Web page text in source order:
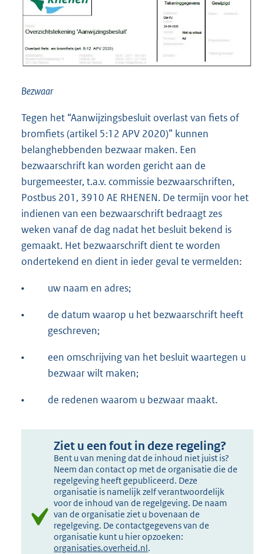
Bezwaar
Tegen het “Aanwijzingsbesluit overlast van fiets of
bromfiets (artikel 5:12 APV 2020)” kunnen
belanghebbenden bezwaar maken. Een
bezwaarschrift kan worden gericht aan de
burgemeester, t.a.v. commissie bezwaarschriften,
Postbus 201, 3910 AE RHENEN. De termijn voor het
indienen van een bezwaarschrift bedraagt zes
weken vanaf de dag nadat het besluit bekend is
gemaakt. Het bezwaarschrift dient te worden
ondertekend en dient in ieder geval te vermelden:
• uw naam en adres;
•
de datum waarop u het bezwaarschrift heeft
geschreven;
•
een omschrijving van het besluit waartegen u
bezwaar wilt maken;
• de redenen waarom u bezwaar maakt.
Ziet u een fout in deze regeling?
Bent u van mening dat de inhoud niet juist is?
Neem dan contact op met de organisatie die de
regelgeving heeft gepubliceerd. Deze
organisatie is namelijk zelf verantwoordelijk
voor de inhoud van de regelgeving. De naam
van de organisatie ziet u bovenaan de
regelgeving. De contactgegevens van de
organisatie kunt u hier opzoeken:
organisaties.overheid.nl.